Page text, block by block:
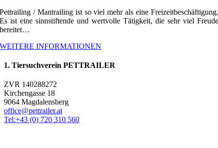
Pettrailing / Mantrailing ist so viel mehr als eine Freizeitbeschäftigung.
Es ist eine sinnstiftende und wertvolle Tätigkeit, die sehr viel Freude
bereitet…
WEITERE INFORMATIONEN
1. Tiersuchverein PETTRAILER
ZVR 140288272
Kirchengasse 18
9064 Magdalensberg
office@pettrailer.at
Tel:+43 (0) 720 310 560